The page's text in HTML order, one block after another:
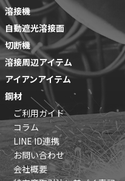
溶接機
自動遮光溶接面
切断機
溶接周辺アイテム
アイアンアイテム
鋼材
ご利用ガイド
コラム
LINE ID連携
お問い合わせ
会社概要